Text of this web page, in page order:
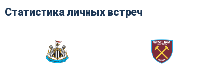
Статистика личных встреч